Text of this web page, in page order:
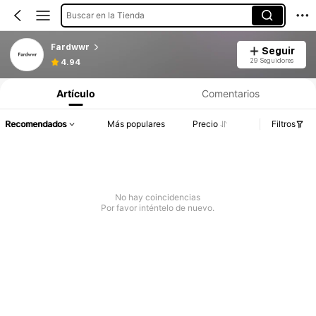
Buscar en la Tienda
Fardwwr
4.94
Seguir
29 Seguidores
Artículo Comentarios
Recomendados Más populares Precio Filtros
No hay coincidencias
Por favor inténtelo de nuevo.